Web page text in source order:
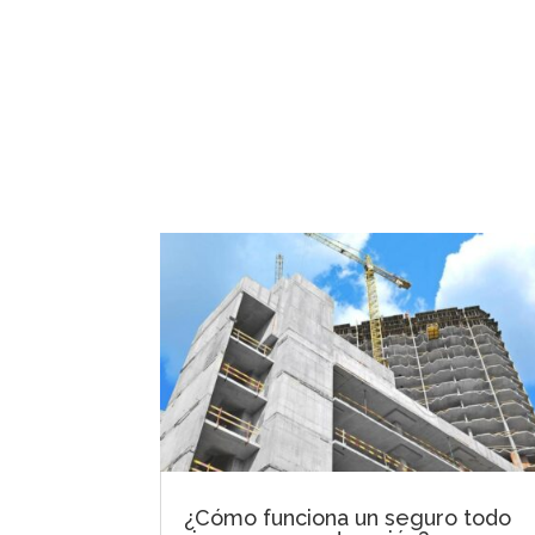
¿Cómo funciona un seguro todo